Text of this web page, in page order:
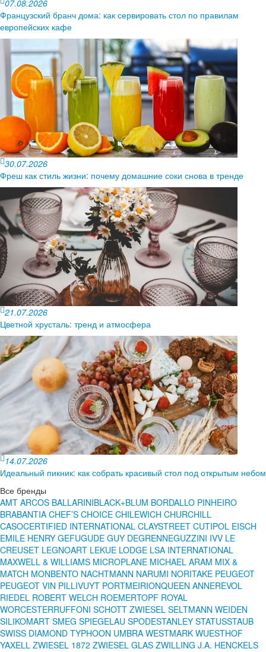
07.08.2026
Французский бранч дома: как сервировать стол по правилам
европейских кафе
30.07.2026
Фреш как стиль жизни: почему домашние соки снова в тренде
21.07.2026
Цветной хрусталь: тренд и атмосфера
14.07.2026
Идеальный пикник: как собрать красивый стол под открытым небом
Все бренды
AMT ARCOS BALLARINIBLACK+BLUM BORDALLO PINHEIRO
BRABANTIA CHEF’S CHOICE CHILEWICH CHURCHILL
CASOCERTIFIED INTERNATIONAL CLAYSTREET CUTIPOL EISCH
EMILE HENRY GEFUGUDE GUY DEGRENNEGUZZINI IVV LE
CREUSET LEGNOART LEKUE LODGE LSA INTERNATIONAL
MAXWELL & WILLIAMS MICROPLANE MICHAEL ARAM MIX &
MATCH MONBENTO NACHTMANN NARUMI NORITAKE PEUGEOT
PEUGEOT VIN PILLIVUYT PORTMEIRIONQUEEN ANNEREVOL
RIEDEL ROBERT WELCH ROEMERTOPF ROYAL
WORCESTERRUFFONI SCHOTT ZWIESEL SELTMANN WEIDEN
SILIKOMART SMEG SPIEGELAU SPODESTANLEY STATUSSTAUB
SWISS DIAMOND TYPHOON UMBRA WESTMARK WUESTHOF
YAXELL ZWIESEL 1872 ZWIESEL GLAS ZWILLING J.A. HENCKELS